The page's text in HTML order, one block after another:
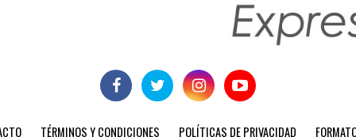
TÉRMINOS Y CONDICIONES POLÍTICAS DE PRIVACIDAD